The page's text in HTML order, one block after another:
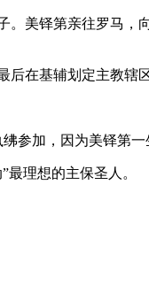
美铎第亲往罗马
在基辅划定主教辖区
参加，因为美铎第
理想的主保圣人。